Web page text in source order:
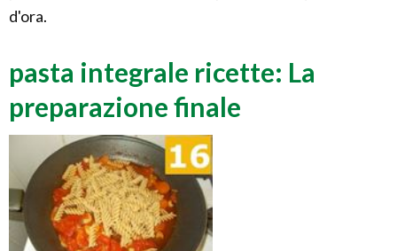
d'ora.
pasta integrale ricette: La
preparazione finale